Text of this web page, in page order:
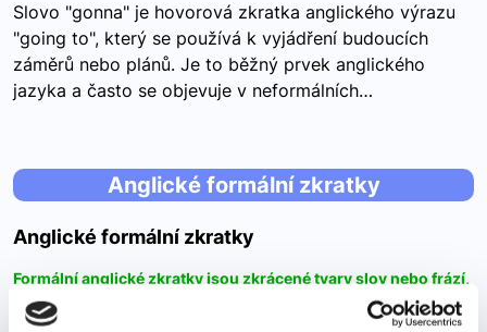
Slovo "gonna" je hovorová zkratka anglického výrazu
"going to", který se používá k vyjádření budoucích
záměrů nebo plánů. Je to běžný prvek anglického
jazyka a často se objevuje v neformálních…
Anglické formální zkratky
Anglické formální zkratky
Formální anglické zkratky jsou zkrácené tvary slov nebo frází,
které se používají v psané nebo mluvené komunikaci.
Například když chcete být stručný, přesný nebo i zdvořilý.